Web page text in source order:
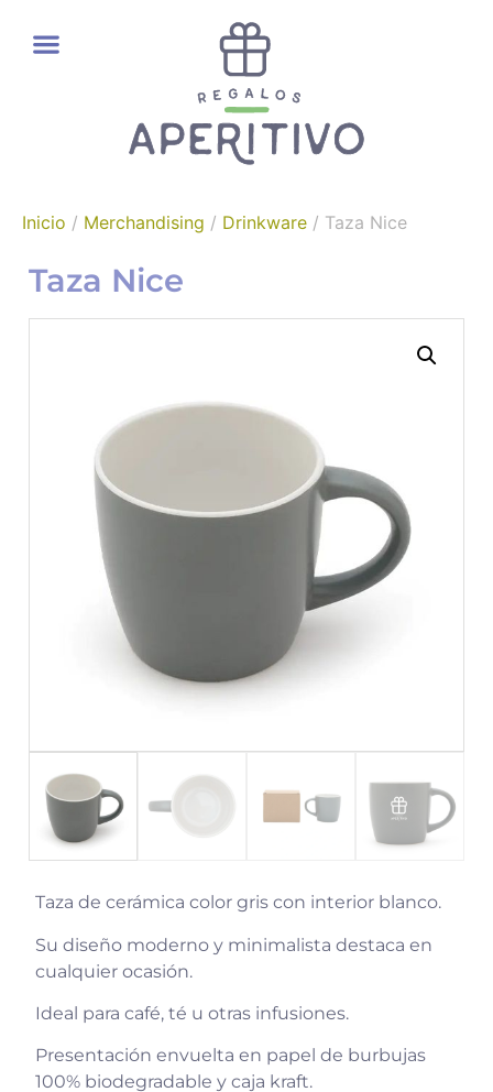
Inicio / Merchandising / Drinkware / Taza Nice
Taza Nice
Taza de cerámica color gris con interior blanco.
Su diseño moderno y minimalista destaca en
cualquier ocasión.
Ideal para café, té u otras infusiones.
Presentación envuelta en papel de burbujas
100% biodegradable y caja kraft.